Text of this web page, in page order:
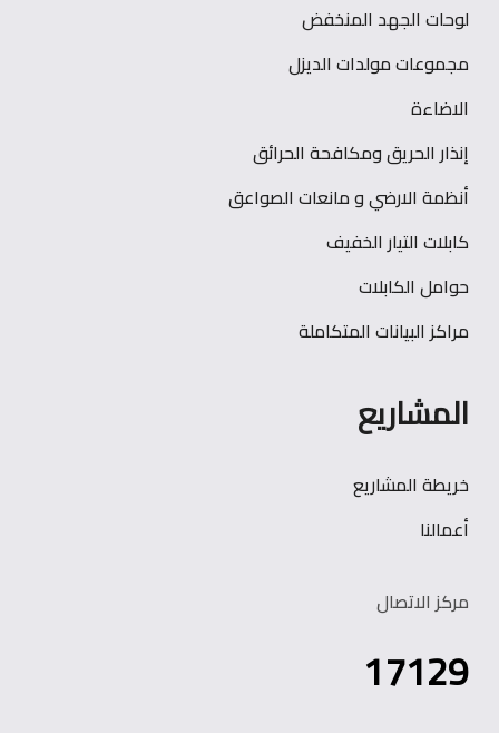
لوحات الجهد المنخفض
مجموعات مولدات الديزل
الاضاءة
إنذار الحريق ومكافحة الحرائق
أنظمة الارضي و مانعات الصواعق
كابلات التيار الخفيف
حوامل الكابلات
مراكز البيانات المتكاملة
المشاريع
خريطة المشاريع
أعمالنا
مركز الاتصال
17129